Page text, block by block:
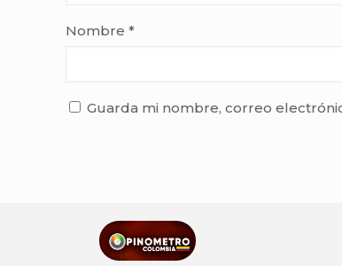
Nombre *
Guarda mi nombre, correo